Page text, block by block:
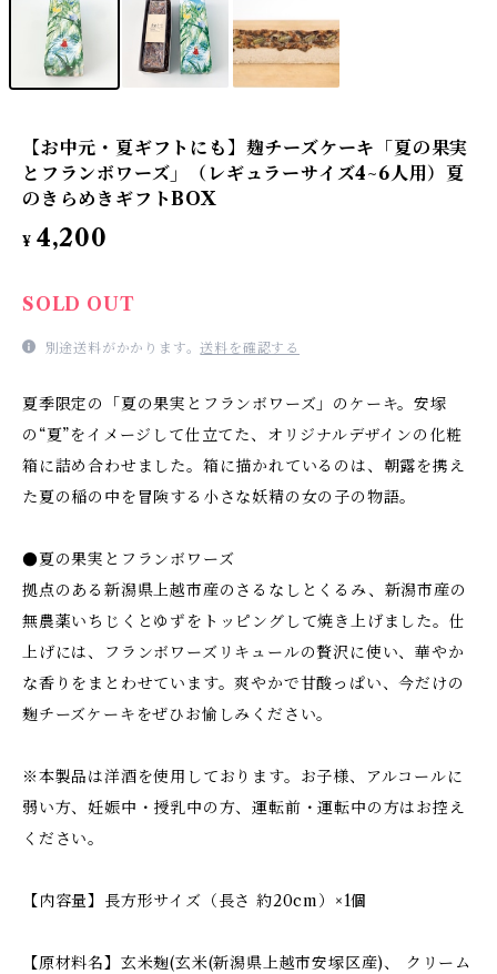
【お中元・夏ギフトにも】麹チーズケーキ「夏の果実
とフランボワーズ」（レギュラーサイズ4~6人用）夏
のきらめきギフトBOX
¥ 4,200
SOLD OUT
別途送料がかかります。送料を確認する
夏季限定の「夏の果実とフランボワーズ」のケーキ。安塚
の“夏”をイメージして仕立てた、オリジナルデザインの化粧
箱に詰め合わせました。箱に描かれているのは、朝露を携え
た夏の稲の中を冒険する小さな妖精の女の子の物語。
●夏の果実とフランボワーズ
拠点のある新潟県上越市産のさるなしとくるみ、新潟市産の
無農薬いちじくとゆずをトッピングして焼き上げました。仕
上げには、フランボワーズリキュールの贅沢に使い、華やか
な香りをまとわせています。爽やかで甘酸っぱい、今だけの
麹チーズケーキをぜひお愉しみください。
※本製品は洋酒を使用しております。お子様、アルコールに
弱い方、妊娠中・授乳中の方、運転前・運転中の方はお控え
ください。
【内容量】長方形サイズ（長さ 約20cm）×1個
【原材料名】玄米麹(玄米(新潟県上越市安塚区産)、 クリーム